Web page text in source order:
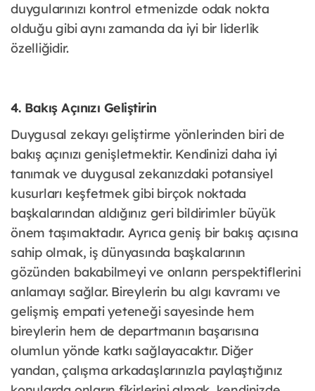
duygularınızı kontrol etmenizde odak nokta
olduğu gibi aynı zamanda da iyi bir liderlik
özelliğidir.
4. Bakış Açınızı Geliştirin
Duygusal zekayı geliştirme yönlerinden biri de
bakış açınızı genişletmektir. Kendinizi daha iyi
tanımak ve duygusal zekanızdaki potansiyel
kusurları keşfetmek gibi birçok noktada
başkalarından aldığınız geri bildirimler büyük
önem taşımaktadır. Ayrıca geniş bir bakış açısına
sahip olmak, iş dünyasında başkalarının
gözünden bakabilmeyi ve onların perspektiflerini
anlamayı sağlar. Bireylerin bu algı kavramı ve
gelişmiş empati yeteneği sayesinde hem
bireylerin hem de departmanın başarısına
olumlun yönde katkı sağlayacaktır. Diğer
yandan, çalışma arkadaşlarınızla paylaştığınız